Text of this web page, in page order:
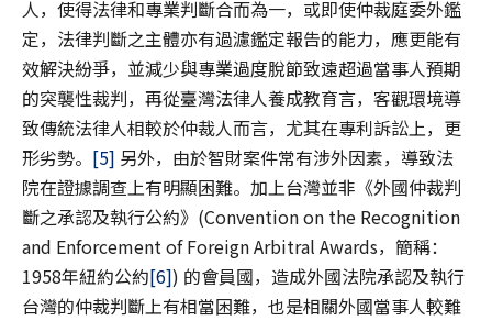
人，使得法律和專業判斷合而為一，或即使仲裁庭委外鑑
定，法律判斷之主體亦有過濾鑑定報告的能力，應更能有
效解決紛爭，並減少與專業過度脫節致遠超過當事人預期
的突襲性裁判，再從臺灣法律人養成教育言，客觀環境導
致傳統法律人相較於仲裁人而言，尤其在專利訴訟上，更
形劣勢。 [5] 另外，由於智財案件常有涉外因素，導致法
院在證據調查上有明顯困難。加上台灣並非《外國仲裁判
斷之承認及執行公約》(Convention on the Recognition
and Enforcement of Foreign Arbitral Awards，簡稱：
1958年紐約公約[6]) 的會員國，造成外國法院承認及執行
台灣的仲裁判斷上有相當困難，也是相關外國當事人較難